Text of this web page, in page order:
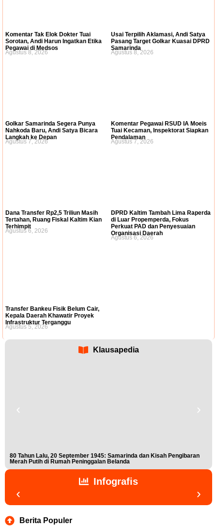
Komentar Tak Elok Dokter Tuai
Sorotan, Andi Harun Ingatkan Etika
Pegawai di Medsos
Agustus 8, 2026
Usai Terpilih Aklamasi, Andi Satya
Pasang Target Golkar Kuasai DPRD
Samarinda
Agustus 8, 2026
Golkar Samarinda Segera Punya
Nahkoda Baru, Andi Satya Bicara
Langkah ke Depan
Agustus 7, 2026
Komentar Pegawai RSUD IA Moeis
Tuai Kecaman, Inspektorat Siapkan
Pendalaman
Agustus 7, 2026
Dana Transfer Rp2,5 Triliun Masih
Tertahan, Ruang Fiskal Kaltim Kian
Terhimpit
Agustus 6, 2026
DPRD Kaltim Tambah Lima Raperda
di Luar Propemperda, Fokus
Perkuat PAD dan Penyesuaian
Organisasi Daerah
Agustus 6, 2026
Transfer Bankeu Fisik Belum Cair,
Kepala Daerah Khawatir Proyek
Infrastruktur Terganggu
Agustus 5, 2026
Berita Populer
Klausapedia
80 Tahun Lalu, 20 September 1945: Samarinda dan Kisah Pengibaran
Merah Putih di Rumah Peninggalan Belanda
Infografis